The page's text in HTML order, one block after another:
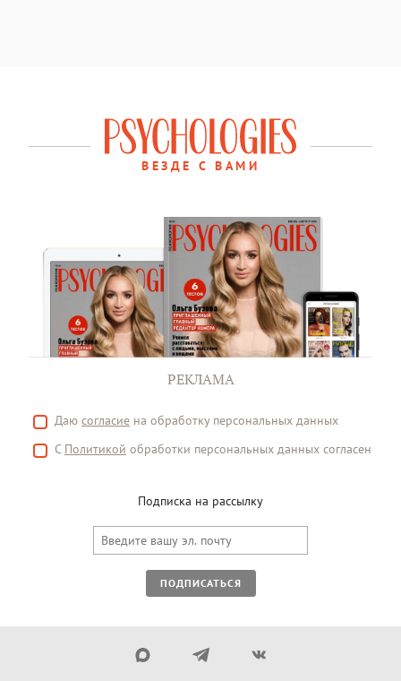
ВЕЗДЕ С ВАМИ
РЕКЛАМА
Даю согласие на обработку персональных данных
С Политикой обработки персональных данных согласен
Подписка на рассылку
ПОДПИСАТЬСЯ